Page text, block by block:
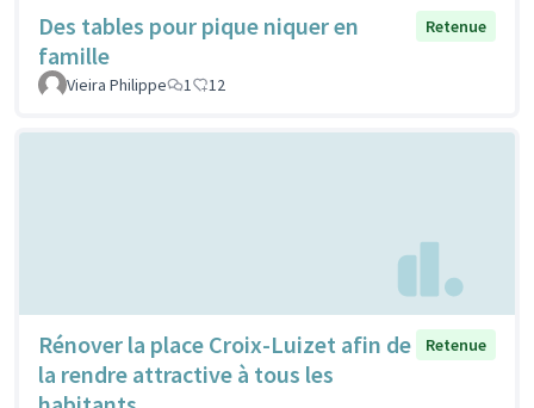
Des tables pour pique niquer en
famille
Retenue
Vieira Philippe 1 12
Rénover la place Croix-Luizet afin de
la rendre attractive à tous les
Retenue